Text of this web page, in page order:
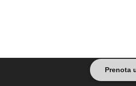
Prenota